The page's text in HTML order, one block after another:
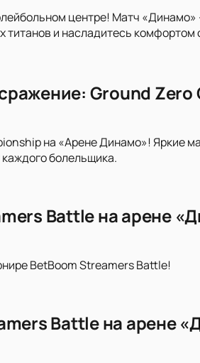
центре! Матч
и насладитесь
Ground
на «Арене Динамо»! Яркие
болельщика.
Battle на арене
BetBoom Streamers Battle!
Battle на арене